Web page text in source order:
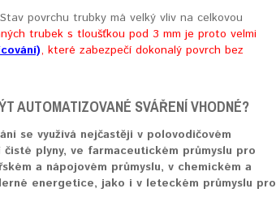
povrchu trubky má velký vliv na celkovou
trubek s tloušťkou pod 3 mm je proto velmi
, které zabezpečí dokonalý povrch bez
AUTOMATIZOVANÉ SVÁŘENÍ VHODNÉ?
se využívá nejčastěji v polovodičovém
plyny, ve farmaceutickém průmyslu pro
a nápojovém průmyslu, v chemickém a
energetice, jako i v leteckém průmyslu pro